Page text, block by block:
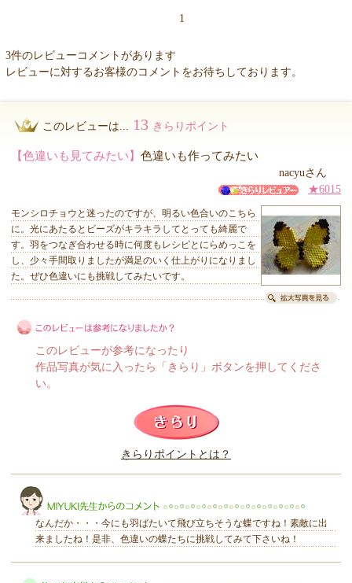
1
3件のレビューコメントがあります
レビューに対するお客様のコメントをお待ちしております。
このレビューは... 13 きらりポイント
【色違いも見てみたい】 色違いも作ってみたい
nacyuさん
★6015
モンシロチョウと迷ったのですが、明るい色合いのこちら
に。光にあたるとビーズがキラキラしてとっても綺麗で
す。羽をつなぎ合わせる時に何度もレシピとにらめっこを
し、少々手間取りましたが満足のいく仕上がりになりまし
た。ぜひ色違いにも挑戦してみたいです。
このレビューは参考になりましたか？
このレビューが参考になったり
作品写真が気に入ったら「きらり」ボタンを押してくださ
い。
きらりポイントとは？
なんだか・・・今にも羽ばたいて飛び立ちそうな蝶ですね！素敵に出
来ましたね！是非、色違いの蝶たちに挑戦してみて下さいね！